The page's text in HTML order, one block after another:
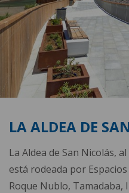
LA ALDEA DE
La Aldea de San Nicolás,
está rodeada por
Roque Nublo, Tamadaba,